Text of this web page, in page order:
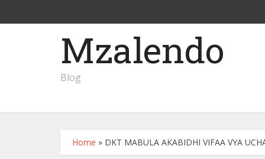
Mzalendo
Blog
Home » DKT MABULA AKABIDHI VIFAA VYA